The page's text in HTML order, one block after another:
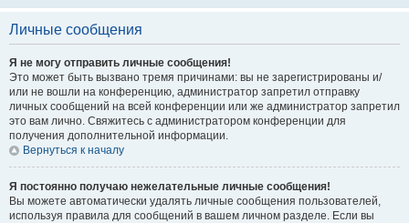
Личные сообщения
Я не могу отправить личные сообщения!
Это может быть вызвано тремя причинами: вы не зарегистрированы и/
или не вошли на конференцию, администратор запретил отправку
личных сообщений на всей конференции или же администратор запретил
это вам лично. Свяжитесь с администратором конференции для
получения дополнительной информации.
Вернуться к началу
Я постоянно получаю нежелательные личные сообщения!
Вы можете автоматически удалять личные сообщения пользователей,
используя правила для сообщений в вашем личном разделе. Если вы